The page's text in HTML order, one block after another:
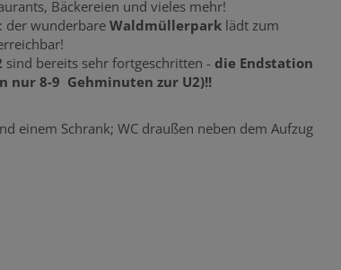
Bäckereien und vieles mehr!
der wunderbareWaldmüllerpark lädt zum
sind bereits sehr fortgeschritten - die Endstation
nur 8-9 Gehminuten zur U2)!!
einem Schrank; WC draußen neben dem Aufzug